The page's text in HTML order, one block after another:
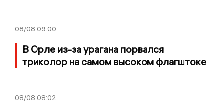
08/08 09:00
В Орле из-за урагана порвался
триколор на самом высоком флагштоке
08/08 08:02